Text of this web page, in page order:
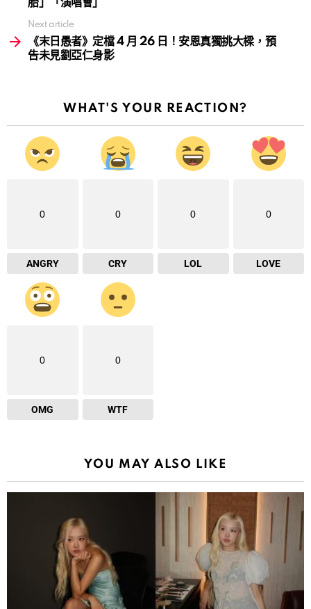
胎」「演唱會」
Next article
《末日愚者》定檔 4 月 26 日！安恩真獨挑大樑，預
告未見劉亞仁身影
WHAT'S YOUR REACTION?
0
ANGRY
0
CRY
0
LOL
0
LOVE
0
OMG
0
WTF
YOU MAY ALSO LIKE